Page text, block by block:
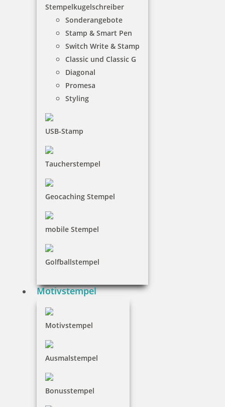
Stempelkugelschreiber
Sonderangebote
Stamp & Smart Pen
Switch Write & Stamp
Classic und Classic G
Diagonal
Promesa
Styling
USB-Stamp
Taucherstempel
Geocaching Stempel
mobile Stempel
Golfballstempel
Motivstempel
Motivstempel
Ausmalstempel
Bonusstempel